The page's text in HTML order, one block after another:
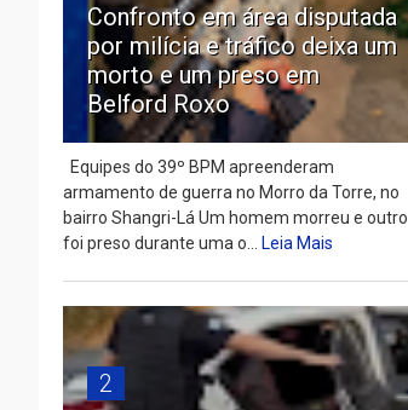
Confronto em área disputada
por milícia e tráfico deixa um
morto e um preso em
Belford Roxo
Equipes do 39º BPM apreenderam
armamento de guerra no Morro da Torre, no
bairro Shangri-Lá Um homem morreu e outro
foi preso durante uma o...Leia Mais
2